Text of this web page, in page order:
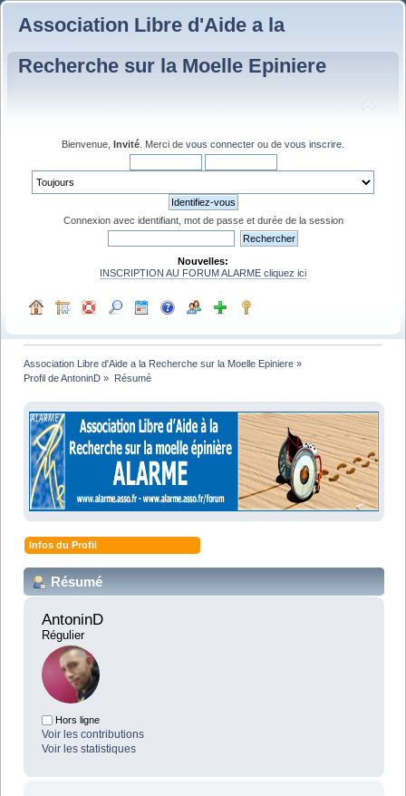
Association Libre d'Aide a la
Recherche sur la Moelle Epiniere
Bienvenue, Invité . Merci de vous connecter ou de vous inscrire
Connexion avec identifiant, mot de passe et durée de la session
Nouvelles:
INSCRIPTION AU FORUM ALARME cliquez ici
Association Libre d'Aide a la Recherche sur la Moelle Epiniere »
Profil de AntoninD » Résumé
Infos du Profil
Résumé
AntoninD
Régulier
Hors ligne
Voir les contributions
Voir les statistiques